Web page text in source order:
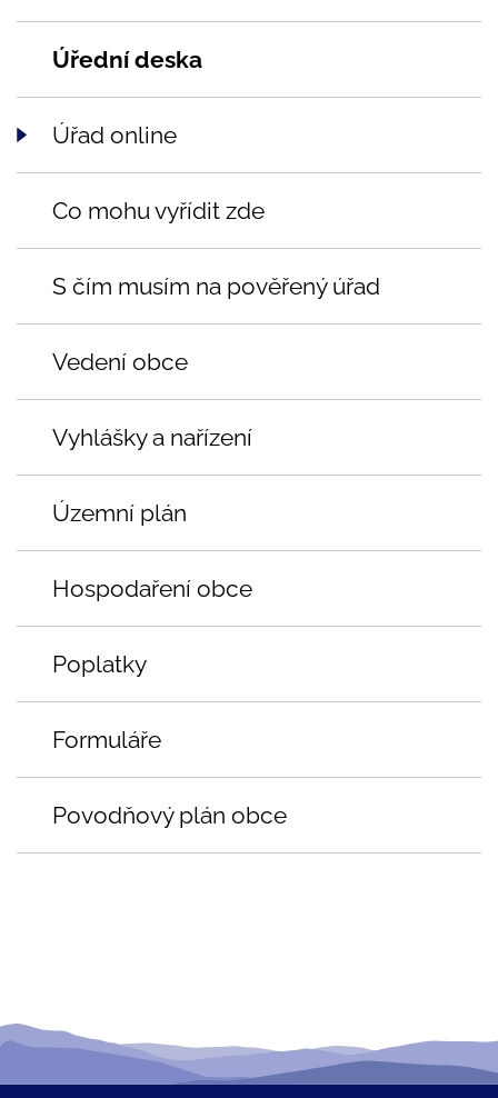
Úřední deska
Úřad online
Co mohu vyřídit zde
S čím musím na pověřený úřad
Vedení obce
Vyhlášky a nařízení
Územní plán
Hospodaření obce
Poplatky
Formuláře
Povodňový plán obce